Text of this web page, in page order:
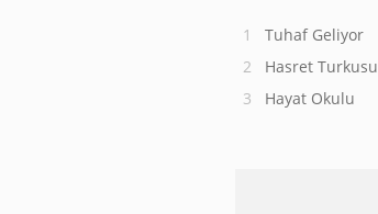
Tuhaf Geliyor
Hasret Turkusu
Hayat Okulu